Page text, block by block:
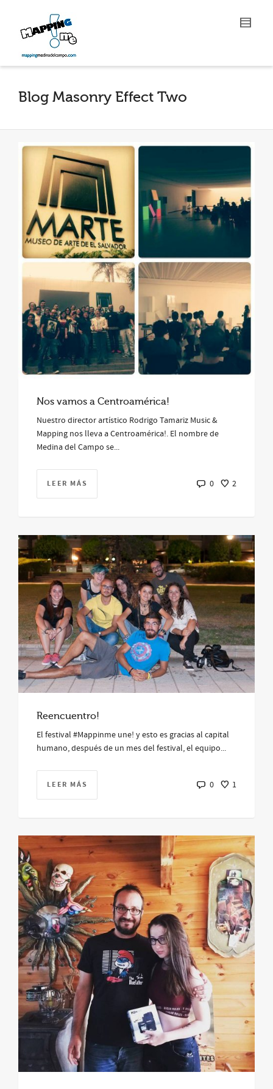
Blog Masonry Effect Two
Nos vamos a Centroamérica!
Nuestro director artístico Rodrigo Tamariz Music &
Mapping nos lleva a Centroamérica!. El nombre de
Medina del Campo se...
LEER MÁS 0 2
Reencuentro!
El festival #Mappinme une! y esto es gracias al capital
humano, después de un mes del festival, el equipo...
LEER MÁS 0 1